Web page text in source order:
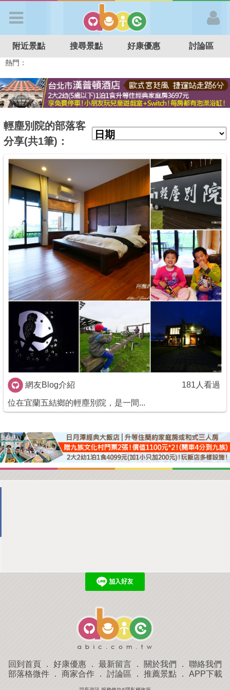
APP登入
首 頁
好康優惠
最新消息
最新留言
商家合作
推薦景點
討論區
聯絡我們
APP下載
附近景點 搜尋景點 好康優惠 討論區
熱門：
輕塵別院的部落客
分享(共1筆)：
網友Blog介紹 181人看過
位在宜蘭五結鄉的輕塵別院，是一間...
回到首頁 ． 好康優惠 ． 最新留言 ． 關於我們 ． 聯絡我們
部落格微件． 商家合作． 討論區 ． 推薦景點． APP下載